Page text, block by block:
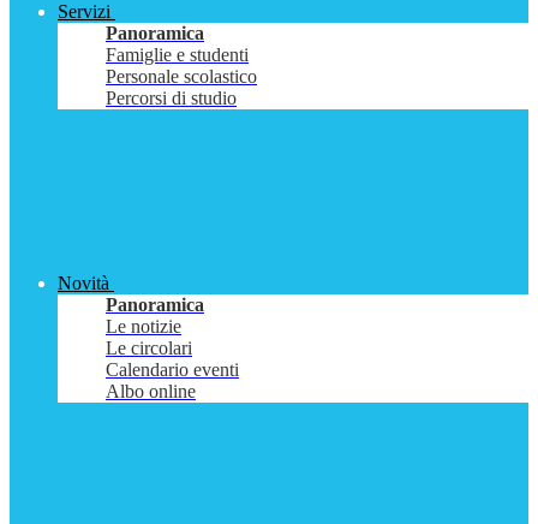
Servizi
Panoramica
Famiglie e studenti
Personale scolastico
Percorsi di studio
Novità
Panoramica
Le notizie
Le circolari
Calendario eventi
Albo online